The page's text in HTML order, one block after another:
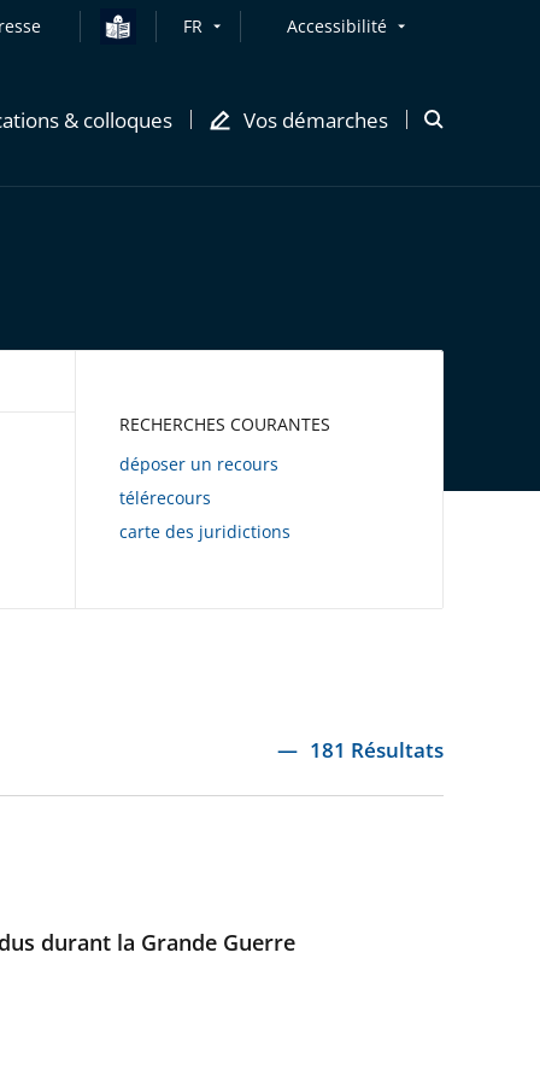
FR Accessibilité
& colloques Vos démarches
Ouvrir
RECHERCHES COURANTES
déposer un recours
télérecours
carte des juridictions
181 Résultats
durant la Grande Guerre